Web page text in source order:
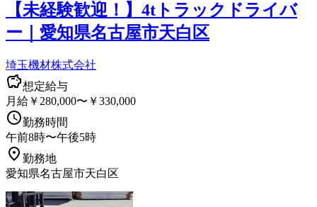
【未経験歓迎！】4tトラックドライバ
ー｜愛知県名古屋市天白区
埼玉機材株式会社
想定給与
月給￥280,000〜￥330,000
勤務時間
午前8時〜午後5時
勤務地
愛知県名古屋市天白区